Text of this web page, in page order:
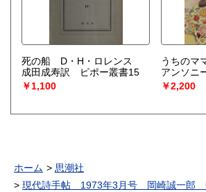
死の船 D・H・ロレンス
成田成寿訳 ピポー叢書15
￥1,100
うちのマ
アンソニ
￥2,200
ホーム
思潮社
現代詩手帖 1973年3月号 岡崎誠一郎